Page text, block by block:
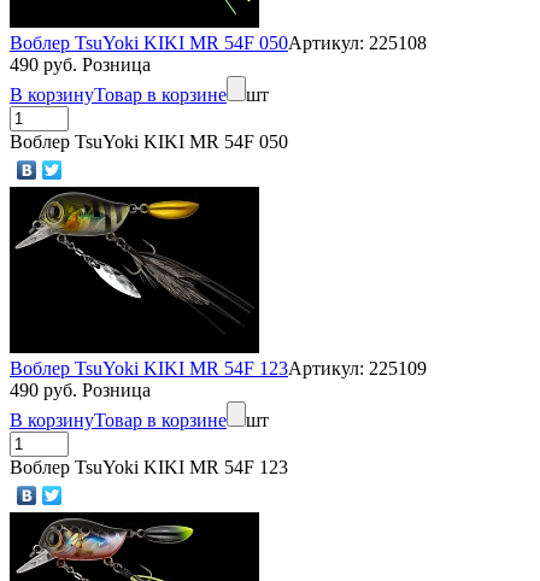
Воблер TsuYoki KIKI MR 54F 050Артикул: 225108
490 руб. Розница
В корзинуТовар в корзине шт
Воблер TsuYoki KIKI MR 54F 050
Воблер TsuYoki KIKI MR 54F 123Артикул: 225109
490 руб. Розница
В корзинуТовар в корзине шт
Воблер TsuYoki KIKI MR 54F 123